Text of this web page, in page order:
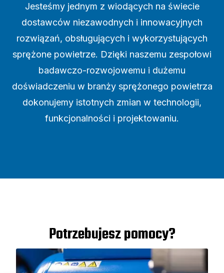
Jesteśmy jednym z wiodących na świecie
dostawców niezawodnych i innowacyjnych
rozwiązań, obsługujących i wykorzystujących
sprężone powietrze. Dzięki naszemu zespołowi
badawczo-rozwojowemu i dużemu
doświadczeniu w branży sprężonego powietrza
dokonujemy istotnych zmian w technologii,
funkcjonalności i projektowaniu.
Potrzebujesz pomocy?